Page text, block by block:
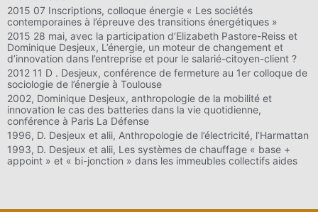
2015 07 Inscriptions, colloque énergie « Les sociétés
contemporaines à l’épreuve des transitions énergétiques »
2015 28 mai, avec la participation d’Elizabeth Pastore-Reiss et
Dominique Desjeux, L’énergie, un moteur de changement et
d’innovation dans l’entreprise et pour le salarié-citoyen-client ?
2012 11 D . Desjeux, conférence de fermeture au 1er colloque de
sociologie de l’énergie à Toulouse
2002, Dominique Desjeux, anthropologie de la mobilité et
innovation le cas des batteries dans la vie quotidienne,
conférence à Paris La Défense
1996, D. Desjeux et alii, Anthropologie de l’électricité, l’Harmattan
1993, D. Desjeux et alii, Les systèmes de chauffage « base +
appoint » et « bi-jonction » dans les immeubles collectifs aides